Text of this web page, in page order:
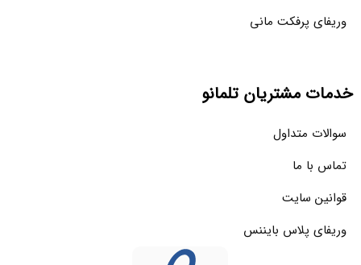
وریفای پرفکت مانی
خدمات مشتریان تلمانو
سوالات متداول
تماس با ما
قوانین سایت
وریفای پلاس بایننس